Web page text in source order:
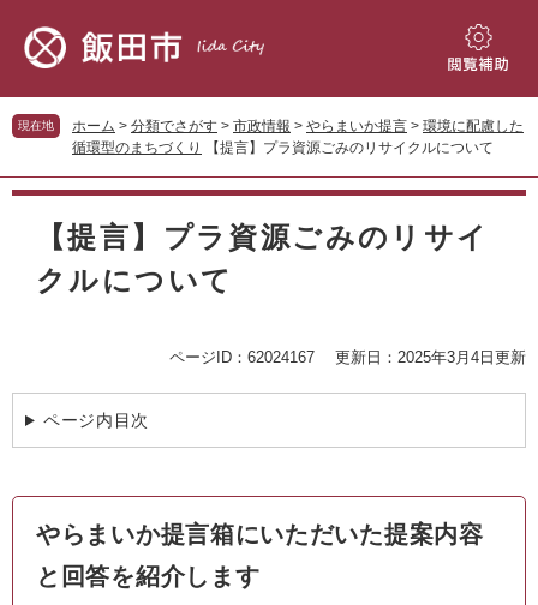
先
頭
す。
を
飛
し
閲
補
助
現在地 ホーム > 分類でさがす > 市政情報 > やらまいか提言 > 環境に配慮した
循環型のまちづくり
【提言】プラ資源ごみのリサイクルについて
本
【提言】プラ資源ごみのリサイ
クルについて
ページID：62024167 更新日：2025年3月4日更新
ページ内目次
やらまいか提言箱にいただいた提案内容
と回答を紹介します